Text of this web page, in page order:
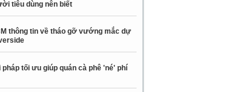
tiêu dùng nên biết
thông tin về tháo gỡ vướng mắc dự
tối ưu giúp quán cà phê 'né' phí